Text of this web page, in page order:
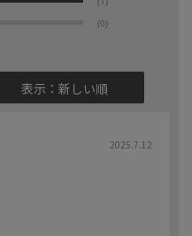
(0)
表示：新しい順
2025.7.12